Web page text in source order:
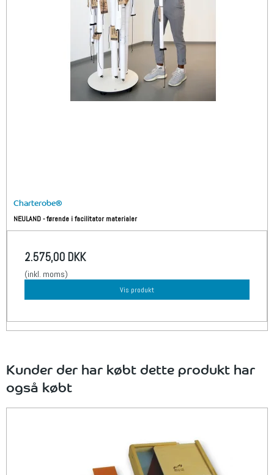
Charterobe®
NEULAND - førende i facilitator materialer
2.575,00 DKK
(inkl. moms)
Vis produkt
Kunder der har købt dette produkt har
også købt